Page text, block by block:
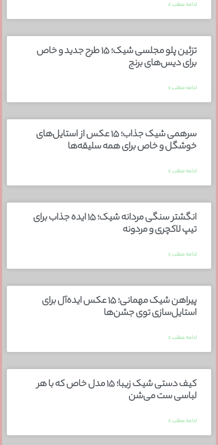
ادامه مطلب »
تزئین پلو مجلسی شیک؛ ۱۵ طرح جدید و خاص
برای دیس‌های برنج
ادامه مطلب »
سرهمی شیک جذاب؛ ۱۵ عکس از استایل‌های
خوشگل و خاص برای همه سلیقه‌ها
ادامه مطلب »
انگشتر سنگی مردانه شیک؛ ۱۵ ایده جذاب برای
تیپ لاکچری و مردونه
ادامه مطلب »
پیراهن شیک مهمانی؛ ۱۵ عکس ایده‌آل برای
استایل‌سازی توی جشن‌ها
ادامه مطلب »
کیف دستی شیک زیبا؛ ۱۵ مدل خاص که با هر
لباسی ست می‌شن
ادامه مطلب »